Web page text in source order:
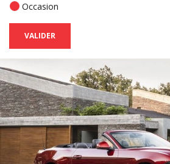
Occasion
VALIDER